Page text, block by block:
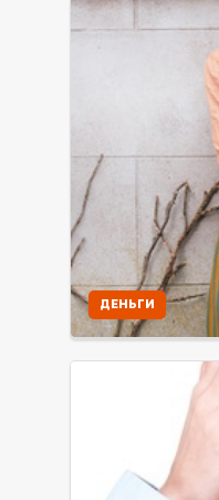
ДЕНЬГИ